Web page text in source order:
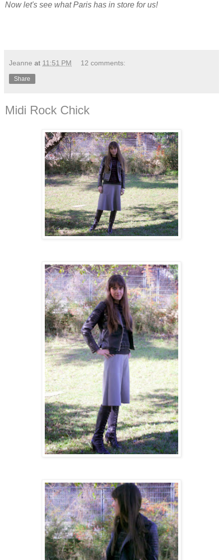
Now let's see what Paris has in store for us!
Jeanne at 11:51 PM 12 comments:
Share
Midi Rock Chick